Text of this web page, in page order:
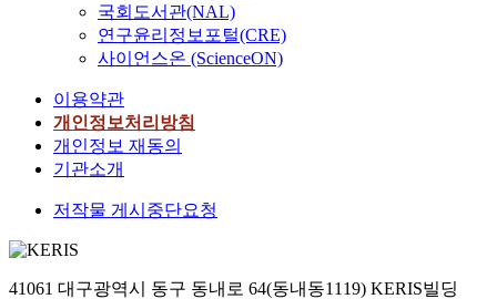
국회도서관(NAL)
연구윤리정보포털(CRE)
사이언스온 (ScienceON)
이용약관
개인정보처리방침
개인정보 재동의
기관소개
저작물 게시중단요청
41061 대구광역시 동구 동내로 64(동내동1119) KERIS빌딩